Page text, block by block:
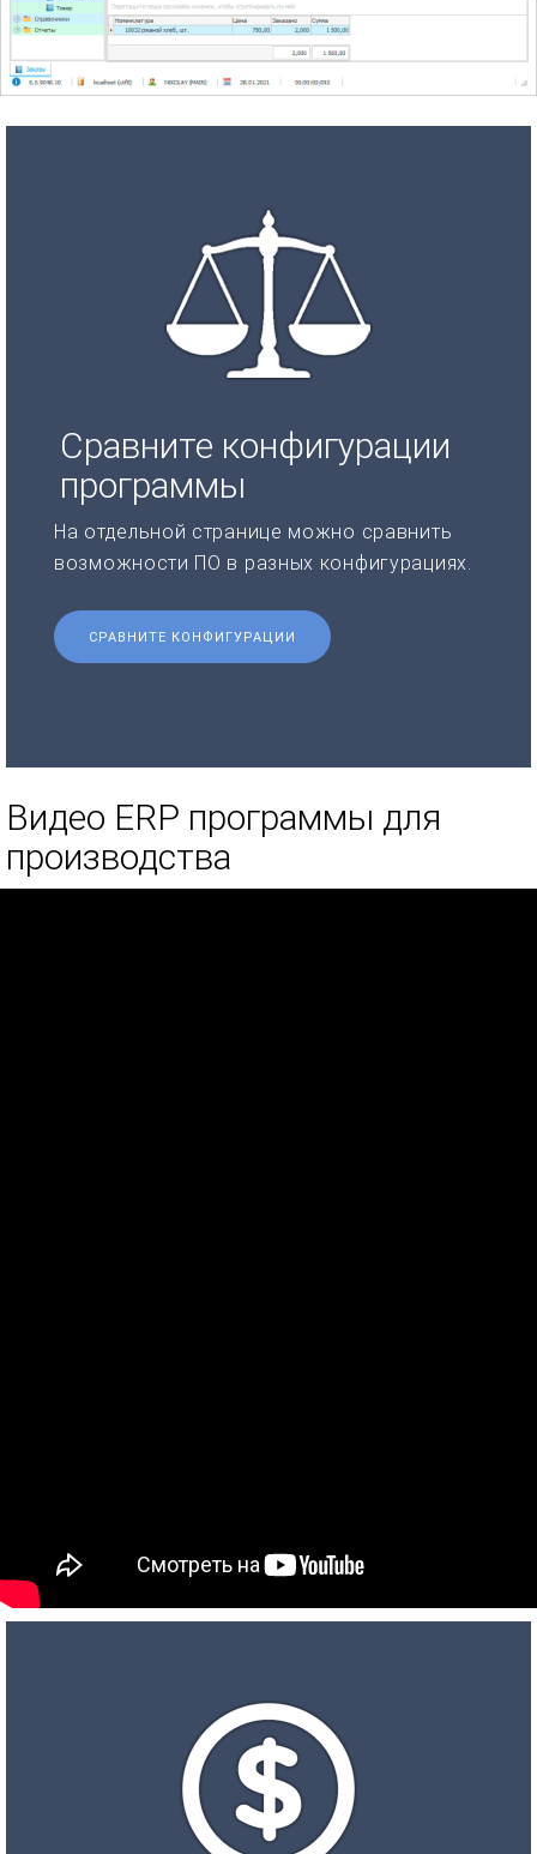
Сравните конфигурации
программы
На отдельной странице можно сравнить
возможности ПО в разных конфигурациях.
СРАВНИТЕ КОНФИГУРАЦИИ
Видео ERP программы для
производства